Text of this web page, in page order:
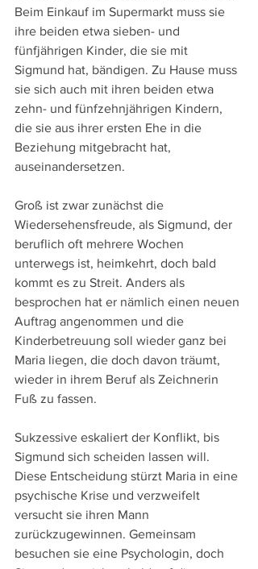
Beim Einkauf im Supermarkt muss sie
ihre beiden etwa sieben- und
fünfjährigen Kinder, die sie mit
Sigmund hat, bändigen. Zu Hause muss
sie sich auch mit ihren beiden etwa
zehn- und fünfzehnjährigen Kindern,
die sie aus ihrer ersten Ehe in die
Beziehung mitgebracht hat,
auseinandersetzen.
Groß ist zwar zunächst die
Wiedersehensfreude, als Sigmund, der
beruflich oft mehrere Wochen
unterwegs ist, heimkehrt, doch bald
kommt es zu Streit. Anders als
besprochen hat er nämlich einen neuen
Auftrag angenommen und die
Kinderbetreuung soll wieder ganz bei
Maria liegen, die doch davon träumt,
wieder in ihrem Beruf als Zeichnerin
Fuß zu fassen.
Sukzessive eskaliert der Konflikt, bis
Sigmund sich scheiden lassen will.
Diese Entscheidung stürzt Maria in eine
psychische Krise und verzweifelt
versucht sie ihren Mann
zurückzugewinnen. Gemeinsam
besuchen sie eine Psychologin, doch